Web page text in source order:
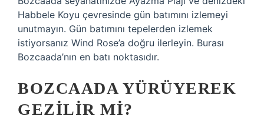
Habbele Koyu çevresinde gün batımını izlemeyi
unutmayın. Gün batımını tepelerden izlemek
istiyorsanız Wind Rose’a doğru ilerleyin. Burası
Bozcaada’nın en batı noktasıdır.
BOZCAADA YÜRÜYEREK
GEZILIR MI?